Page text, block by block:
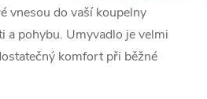
vnesou do vaší koupelny
a pohybu. Umyvadlo je velmi
komfort při běžné